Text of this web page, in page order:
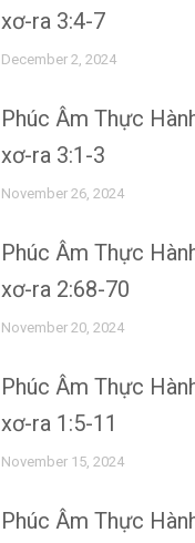
xơ-ra 3:4-7
December 2, 2024
Phúc Âm Thực
xơ-ra 3:1-3
November 26, 2024
Phúc Âm Thực
xơ-ra 2:68-70
November 20, 2024
Phúc Âm Thực
xơ-ra 1:5-11
November 15, 2024
Phúc Âm Thực